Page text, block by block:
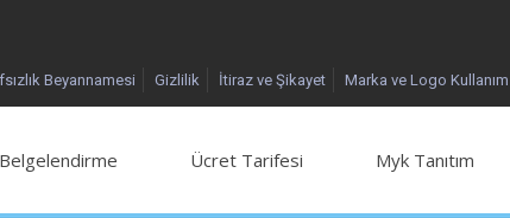
Beyannamesi Gizlilik İtiraz ve Şikayet Marka ve Logo
Ücret Tarifesi Myk Tanıtım